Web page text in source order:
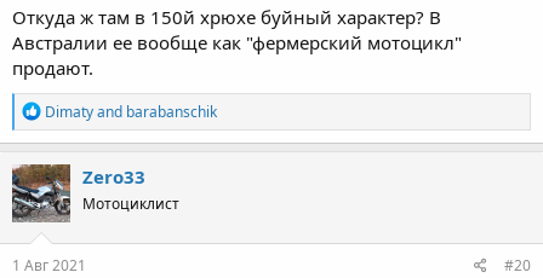
Откуда ж там в 150й хрюхе буйный характер? В
Австралии ее вообще как "фермерский мотоцикл"
продают.
R
e
a
c
t
i
o
n
s
Dimatyand barabanschik
Zero33
Мотоциклист
1 Авг 2021 #20